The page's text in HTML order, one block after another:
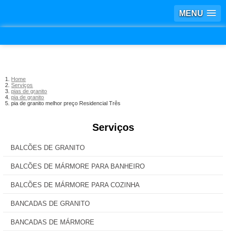
MENU
Home
Serviços
pias de granito
pia de granito
pia de granito melhor preço Residencial Três
Serviços
BALCÕES DE GRANITO
BALCÕES DE MÁRMORE PARA BANHEIRO
BALCÕES DE MÁRMORE PARA COZINHA
BANCADAS DE GRANITO
BANCADAS DE MÁRMORE